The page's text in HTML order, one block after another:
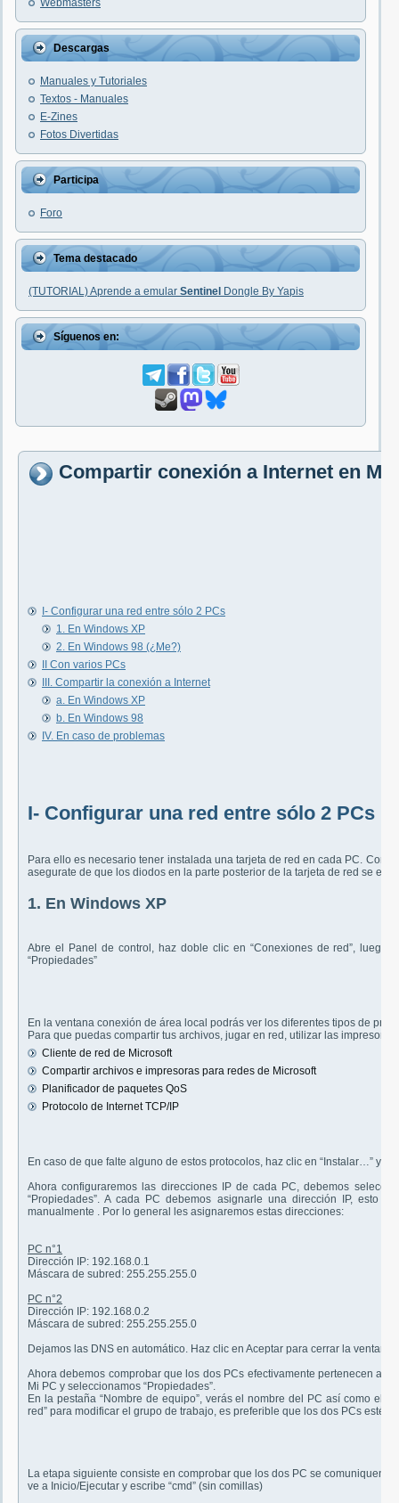
Webmasters
Descargas
Manuales y Tutoriales
Textos - Manuales
E-Zines
Fotos Divertidas
Participa
Foro
Tema destacado
(TUTORIAL) Aprende a emular Sentinel Dongle By Yapis
Síguenos en:
Compartir conexión a Internet en
I- Configurar una red entre sólo 2 PCs
1. En Windows XP
2. En Windows 98 (¿Me?)
II Con varios PCs
III. Compartir la conexión a Internet
a. En Windows XP
b. En Windows 98
IV. En caso de problemas
I- Configurar una red entre sólo 2 PCs
Para ello es necesario tener instalada una tarjeta de red en cada PC.
asegurate de que los diodos en la parte posterior de la tarjeta de red se
1. En Windows XP
Abre el Panel de control, haz doble clic en “Conexiones de red”, luego
“Propiedades”
En la ventana conexión de área local podrás ver los diferentes tipos de
Para que puedas compartir tus archivos, jugar en red, utilizar las
Cliente de red de Microsoft
Compartir archivos e impresoras para redes de Microsoft
Planificador de paquetes QoS
Protocolo de Internet TCP/IP
En caso de que falte alguno de estos protocolos, haz clic en “Instalar…” y
Ahora configuraremos las direcciones IP de cada PC, debemos
“Propiedades”. A cada PC debemos asignarle una dirección IP, esto
manualmente . Por lo general les asignaremos estas direcciones:
PC n°1
Dirección IP: 192.168.0.1
Máscara de subred: 255.255.255.0
PC n°2
Dirección IP: 192.168.0.2
Máscara de subred: 255.255.255.0
Dejamos las DNS en automático. Haz clic en Aceptar para cerrar la ventana
Ahora debemos comprobar que los dos PCs efectivamente pertenecen al
Mi PC y seleccionamos “Propiedades”.
En la pestaña “Nombre de equipo”, verás el nombre del PC así como el
red” para modificar el grupo de trabajo, es preferible que los dos PCs estén
La etapa siguiente consiste en comprobar que los dos PC se comuniquen
ve a Inicio/Ejecutar y escribe “cmd” (sin comillas)